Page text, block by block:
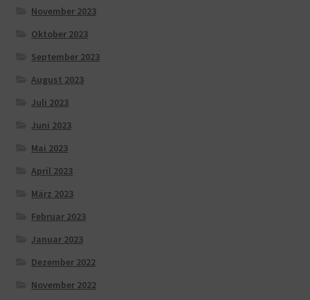
November 2023
Oktober 2023
September 2023
August 2023
Juli 2023
Juni 2023
Mai 2023
April 2023
März 2023
Februar 2023
Januar 2023
Dezember 2022
November 2022